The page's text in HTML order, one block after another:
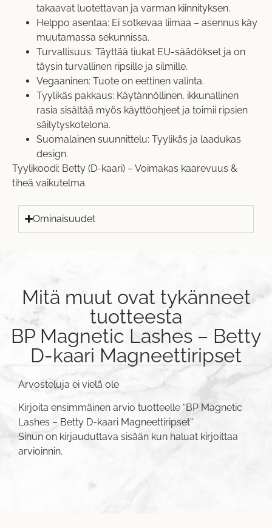
takaavat luotettavan ja varman kiinnityksen.
Helppo asentaa: Ei sotkevaa liimaa – asennus käy
muutamassa sekunnissa.
Turvallisuus: Täyttää tiukat EU-säädökset ja on
täysin turvallinen ripsille ja silmille.
Vegaaninen: Tuote on eettinen valinta.
Tyylikäs pakkaus: Käytännöllinen, ikkunallinen
rasia sisältää myös käyttöohjeet ja toimii ripsien
säilytyskotelona.
Suomalainen suunnittelu: Tyylikäs ja laadukas
design.
Tyylikoodi: Betty (D-kaari) – Voimakas kaarevuus &
tiheä vaikutelma.
Ominaisuudet
Mitä muut ovat tykänneet
tuotteesta
BP Magnetic Lashes – Betty
D-kaari Magneettiripset
Arvosteluja ei vielä ole
Kirjoita ensimmäinen arvio tuotteelle “BP Magnetic
Lashes – Betty D-kaari Magneettiripset”
Sinun on kirjauduttava sisään kun haluat kirjoittaa
arvioinnin.